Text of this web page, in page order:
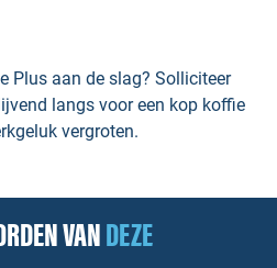
Plus aan de slag? Solliciteer
langs voor een kop koffie
vergroten.
VANDEZE